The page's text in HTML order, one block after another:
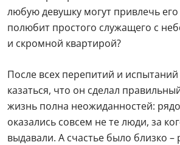
любую девушку могут привлечь его
полюбит простого служащего с
и скромной квартирой?
После всех перепитий и
казаться, что он сделал
жизнь полна неожиданностей:
оказались совсем не те люди, за
выдавали. А счастье было близко –